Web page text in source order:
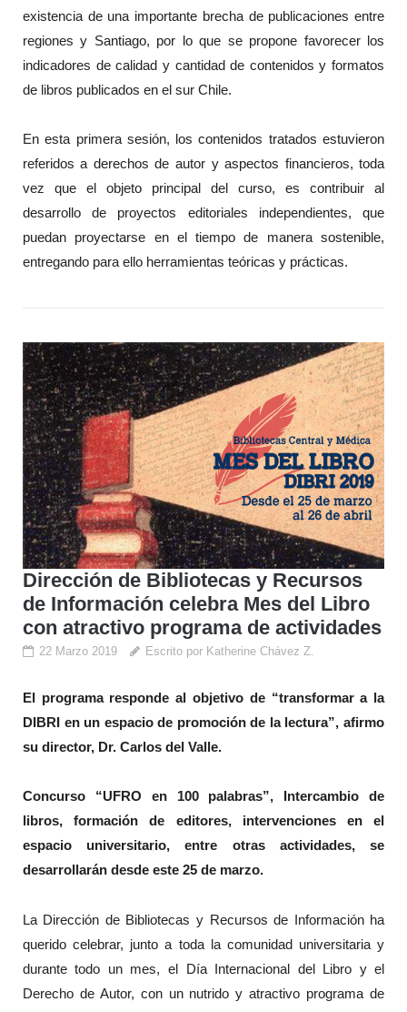
existencia de una importante brecha de publicaciones entre
regiones y Santiago, por lo que se propone favorecer los
indicadores de calidad y cantidad de contenidos y formatos
de libros publicados en el sur Chile.
En esta primera sesión, los contenidos tratados estuvieron
referidos a derechos de autor y aspectos financieros, toda
vez que el objeto principal del curso, es contribuir al
desarrollo de proyectos editoriales independientes, que
puedan proyectarse en el tiempo de manera sostenible,
entregando para ello herramientas teóricas y prácticas.
Dirección de Bibliotecas y Recursos
de Información celebra Mes del Libro
con atractivo programa de actividades
22 Marzo 2019 Escrito por Katherine Chávez Z.
El programa responde al objetivo de “transformar a la
DIBRI en un espacio de promoción de la lectura”, afirmo
su director, Dr. Carlos del Valle.
Concurso “UFRO en 100 palabras”, Intercambio de
libros, formación de editores, intervenciones en el
espacio universitario, entre otras actividades, se
desarrollarán desde este 25 de marzo.
La Dirección de Bibliotecas y Recursos de Información ha
querido celebrar, junto a toda la comunidad universitaria y
durante todo un mes, el Día Internacional del Libro y el
Derecho de Autor, con un nutrido y atractivo programa de